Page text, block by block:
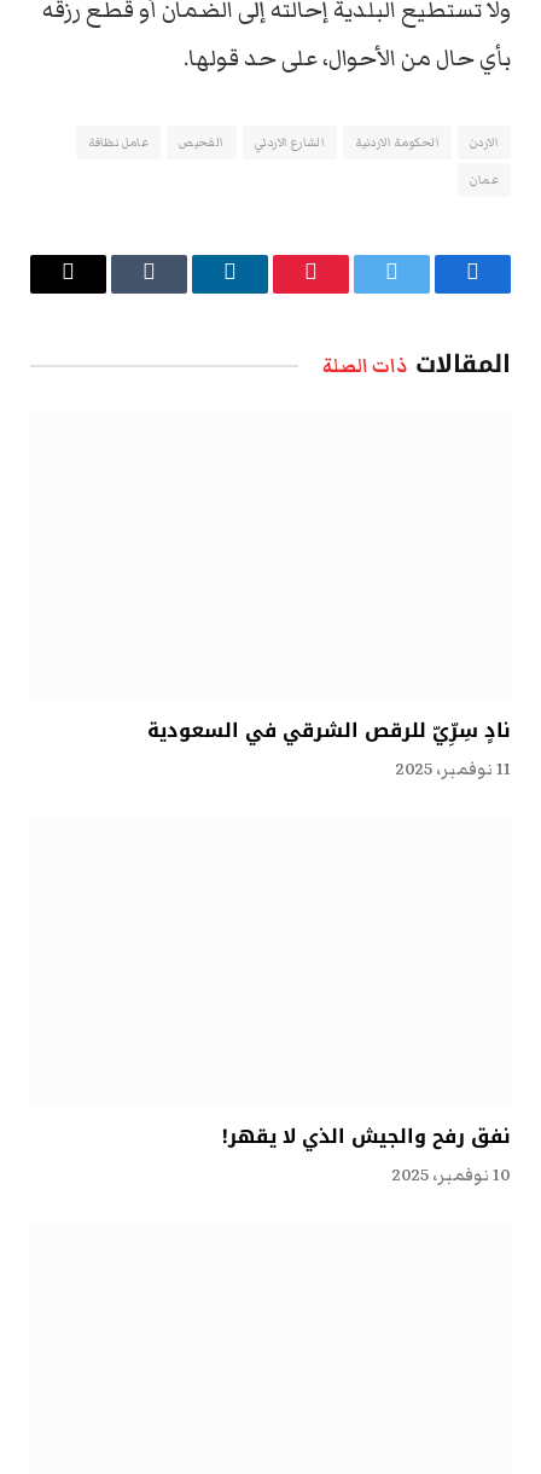
ولا تستطيع البلدية إحالته إلى الضمان أو قطع رزقه
بأي حال من الأحوال، على حد قولها.
الاردن الحكومة الاردنية الشارع الاردني الفحيص
عامل نظافة
عمان
فيسبوك تويتر بينتيريستلينكدإن Tumblr
البريد
المقالات ذات الصلة
نادٍ سِرِّيّ للرقص الشرقي في السعودية
11 نوفمبر، 2025
نفق رفح والجيش الذي لا يقهر!
10 نوفمبر، 2025